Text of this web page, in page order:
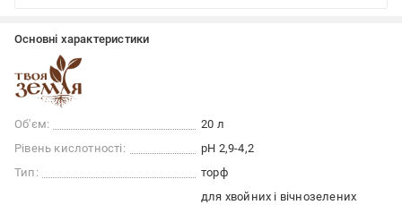
Основні характеристики
Об'єм:
20 л
Рівень кислотності:
pH 2,9-4,2
Тип:
торф
для хвойних і вічнозелених